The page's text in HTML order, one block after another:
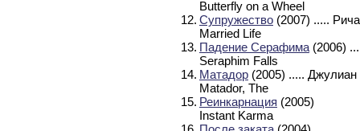
Butterfly on a Wheel
12. Супружество (2007) .....
Married Life
13. Падение Серафима (2006)
Seraphim Falls
14. Матадор (2005) .....
Matador, The
15. Реинкарнация (2005)
Instant Karma